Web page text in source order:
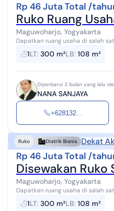
Rp 46 Juta Total /
Ruko Ruang
Maguwoharjo, Yogyakarta
Dapatkan ruang usaha di salah
Yogyakarta. Ruko ini
parkir yang sangat lua...
1LT: 300 m²LB: 108 m²
Diperbarui 2 bulan yang lalu
NANA SANJAYA
+628132...
Ruko Distrik Bisnis Dekat
Rp 46 Juta Total /
Disewakan
Maguwoharjo, Yogyakarta
Dapatkan ruang usaha di salah
Yogyakarta. Ruko ini
parkir yang sangat lua...
1LT: 300 m²LB: 108 m²